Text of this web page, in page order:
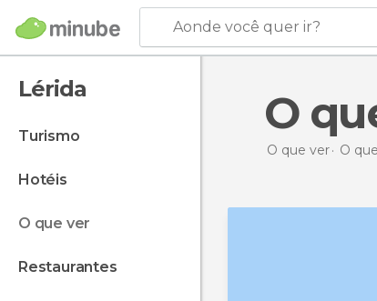
Aonde você quer ir?
Lérida
turismo
hotéis
o que ver
restaurantes
O
O que ver O